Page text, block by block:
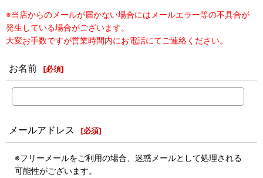
※当店からのメールが届かない場合にはメールエラー等の不具合が
発生している場合がございます。
大変お手数ですが営業時間内にお電話にてご連絡ください。
お名前 [必須]
メールアドレス [必須]
※フリーメールをご利用の場合、迷惑メールとして処理される
可能性がございます。